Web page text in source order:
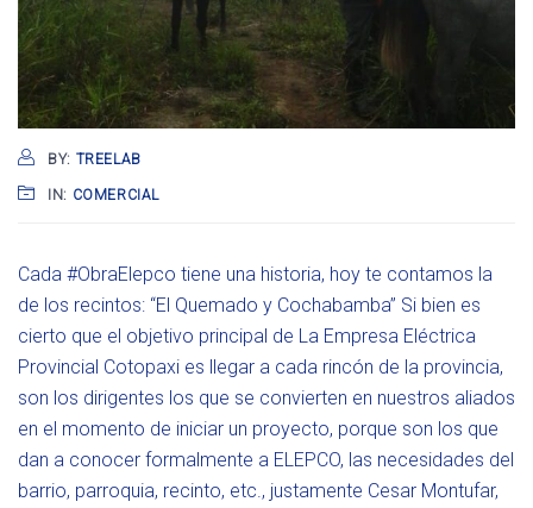
BY: TREELAB
IN: COMERCIAL
Cada #ObraElepco tiene una historia, hoy te contamos la
de los recintos: “El Quemado y Cochabamba” Si bien es
cierto que el objetivo principal de La Empresa Eléctrica
Provincial Cotopaxi es llegar a cada rincón de la provincia,
son los dirigentes los que se convierten en nuestros aliados
en el momento de iniciar un proyecto, porque son los que
dan a conocer formalmente a ELEPCO, las necesidades del
barrio, parroquia, recinto, etc., justamente Cesar Montufar,